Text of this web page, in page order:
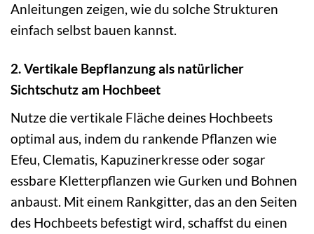
Anleitungen zeigen, wie du solche Strukturen
einfach selbst bauen kannst.
2. Vertikale Bepflanzung als natürlicher
Sichtschutz am Hochbeet
Nutze die vertikale Fläche deines Hochbeets
optimal aus, indem du rankende Pflanzen wie
Efeu, Clematis, Kapuzinerkresse oder sogar
essbare Kletterpflanzen wie Gurken und Bohnen
anbaust. Mit einem Rankgitter, das an den Seiten
des Hochbeets befestigt wird, schaffst du einen